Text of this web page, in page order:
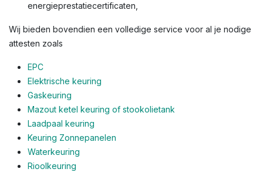
energieprestatiecertificaten,
Wij bieden bovendien een volledige service voor al je nodige
attesten zoals
EPC
Elektrische keuring
Gaskeuring
Mazout ketel keuring of stookolietank
Laadpaal keuring
Keuring Zonnepanelen
Waterkeuring
Rioolkeuring